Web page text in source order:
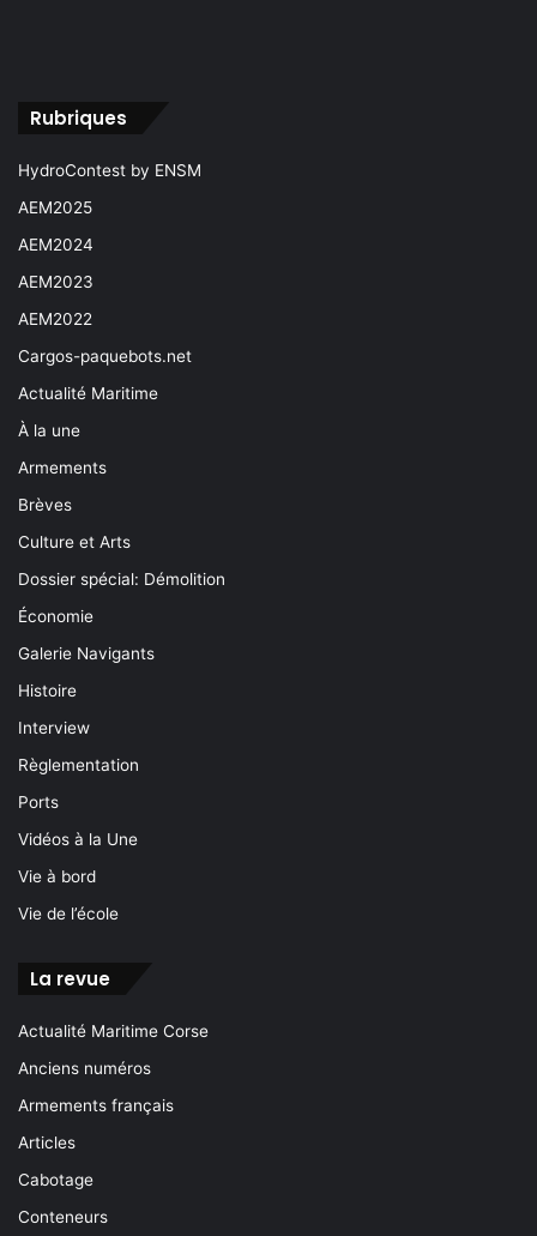
Rubriques
HydroContest by ENSM
AEM2025
AEM2024
AEM2023
AEM2022
Cargos-paquebots.net
Actualité Maritime
À la une
Armements
Brèves
Culture et Arts
Dossier spécial: Démolition
Économie
Galerie Navigants
Histoire
Interview
Règlementation
Ports
Vidéos à la Une
Vie à bord
Vie de l’école
La revue
Actualité Maritime Corse
Anciens numéros
Armements français
Articles
Cabotage
Conteneurs